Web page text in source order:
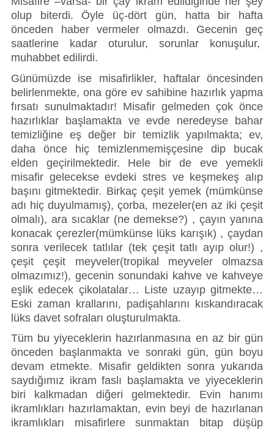
olup biterdi. Öyle üç-dört gün, hatta bir hafta
önceden haber vermeler olmazdı. Gecenin geç
saatlerine kadar oturulur, sorunlar konuşulur,
muhabbet edilirdi.
Günümüzde ise misafirlikler, haftalar öncesinden
belirlenmekte, ona göre ev sahibine hazırlık yapma
fırsatı sunulmaktadır! Misafir gelmeden çok önce
hazırlıklar başlamakta ve evde neredeyse bahar
temizliğine eş değer bir temizlik yapılmakta; ev,
daha önce hiç temizlenmemişçesine dip bucak
elden geçirilmektedir. Hele bir de eve yemekli
misafir gelecekse evdeki stres ve keşmekeş alıp
başını gitmektedir. Birkaç çeşit yemek (mümkünse
adı hiç duyulmamış), çorba, mezeler(en az iki çeşit
olmalı), ara sıcaklar (ne demekse?) , çayın yanına
konacak çerezler(mümkünse lüks karışık) , çaydan
sonra verilecek tatlılar (tek çeşit tatlı ayıp olur!) ,
çeşit çeşit meyveler(tropikal meyveler olmazsa
olmazımız!), gecenin sonundaki kahve ve kahveye
eşlik edecek çikolatalar… Liste uzayıp gitmekte…
Eski zaman krallarını, padişahlarını kıskandıracak
lüks davet sofraları oluşturulmakta.
Tüm bu yiyeceklerin hazırlanmasına en az bir gün
önceden başlanmakta ve sonraki gün, gün boyu
devam etmekte. Misafir geldikten sonra yukarıda
saydığımız ikram faslı başlamakta ve yiyeceklerin
biri kalkmadan diğeri gelmektedir. Evin hanımı
ikramlıkları hazırlamaktan, evin beyi de hazırlanan
ikramlıkları misafirlere sunmaktan bitap düşüp